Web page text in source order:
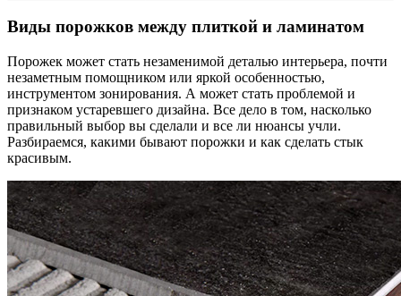
Виды порожков между плиткой и ламинатом
Порожек может стать незаменимой деталью интерьера, почти
незаметным помощником или яркой особенностью,
инструментом зонирования. А может стать проблемой и
признаком устаревшего дизайна. Все дело в том, насколько
правильный выбор вы сделали и все ли нюансы учли.
Разбираемся, какими бывают порожки и как сделать стык
красивым.